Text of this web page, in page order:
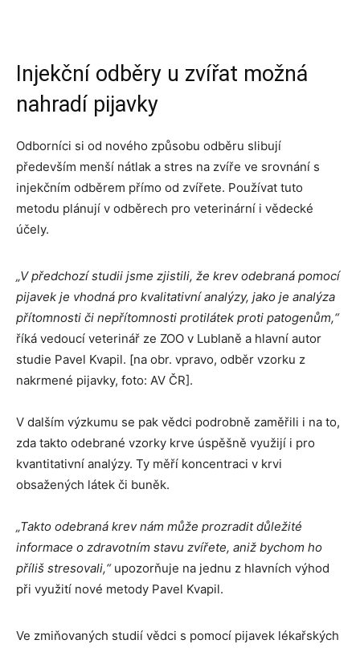
Injekční odběry u zvířat možná
nahradí pijavky
Odborníci si od nového způsobu odběru slibují
především menší nátlak a stres na zvíře ve srovnání s
injekčním odběrem přímo od zvířete. Používat tuto
metodu plánují v odběrech pro veterinární i vědecké
účely.
„V předchozí studii jsme zjistili, že krev odebraná pomocí
pijavek je vhodná pro kvalitativní analýzy, jako je analýza
přítomnosti či nepřítomnosti protilátek proti patogenům,“
říká vedoucí veterinář ze ZOO v Lublaně a hlavní autor
studie Pavel Kvapil. [na obr. vpravo, odběr vzorku z
nakrmené pijavky, foto: AV ČR].
V dalším výzkumu se pak vědci podrobně zaměřili i na to,
zda takto odebrané vzorky krve úspěšně využijí i pro
kvantitativní analýzy. Ty měří koncentraci v krvi
obsažených látek či buněk.
„Takto odebraná krev nám může prozradit důležité
informace o zdravotním stavu zvířete, aniž bychom ho
příliš stresovali,“ upozorňuje na jednu z hlavních výhod
při využití nové metody Pavel Kvapil.
Ve zmiňovaných studií vědci s pomocí pijavek lékařských